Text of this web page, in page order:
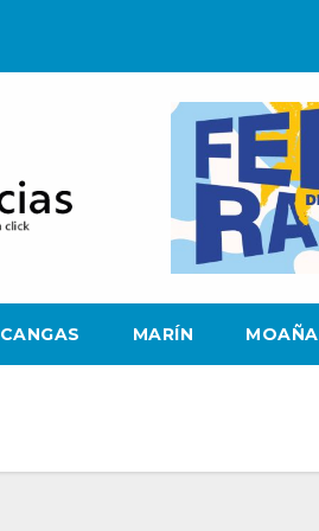
CANGAS MARÍN MOAÑA